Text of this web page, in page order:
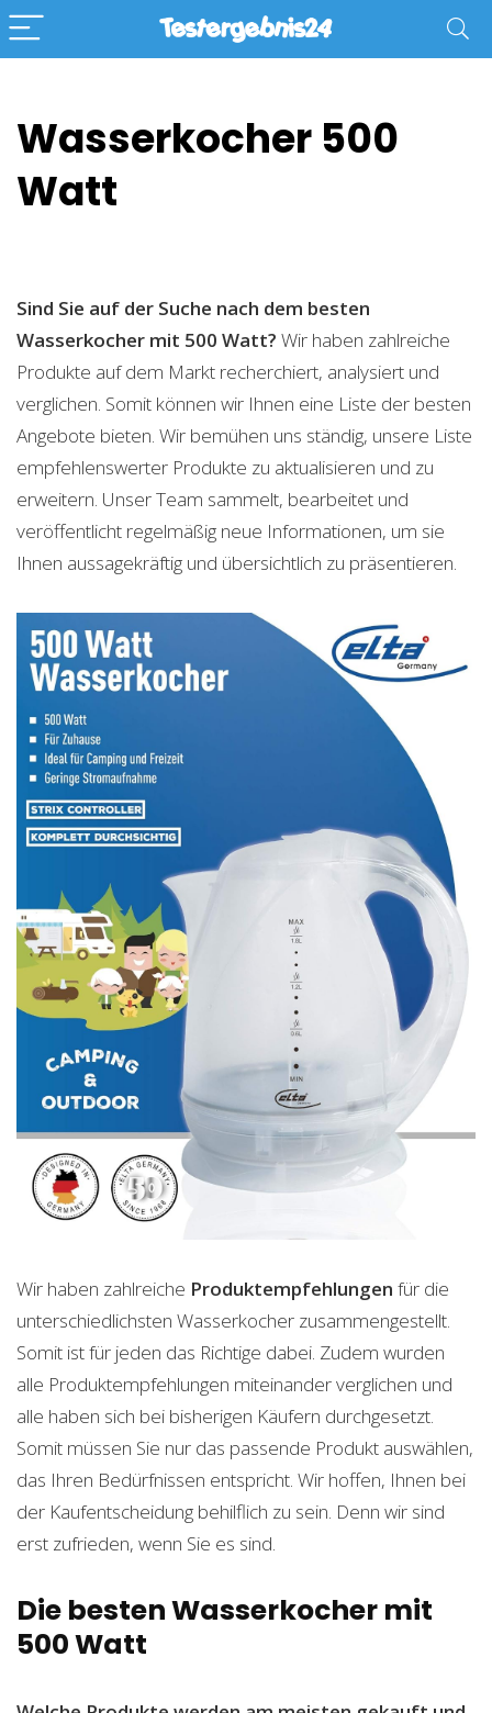
Wasserkocher 500
Watt
Sind Sie auf der Suche nach dem besten
Wasserkocher mit 500 Watt? Wir haben zahlreiche
Produkte auf dem Markt recherchiert, analysiert und
verglichen. Somit können wir Ihnen eine Liste der besten
Angebote bieten. Wir bemühen uns ständig, unsere Liste
empfehlenswerter Produkte zu aktualisieren und zu
erweitern. Unser Team sammelt, bearbeitet und
veröffentlicht regelmäßig neue Informationen, um sie
Ihnen aussagekräftig und übersichtlich zu präsentieren.
Wir haben zahlreiche Produktempfehlungen für die
unterschiedlichsten Wasserkocher zusammengestellt.
Somit ist für jeden das Richtige dabei. Zudem wurden
alle Produktempfehlungen miteinander verglichen und
alle haben sich bei bisherigen Käufern durchgesetzt.
Somit müssen Sie nur das passende Produkt auswählen,
das Ihren Bedürfnissen entspricht. Wir hoffen, Ihnen bei
der Kaufentscheidung behilflich zu sein. Denn wir sind
erst zufrieden, wenn Sie es sind.
Die besten Wasserkocher mit
500 Watt